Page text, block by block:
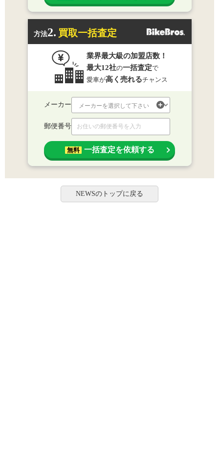
方法2. 買取一括査定
業界最大級の加盟店数！
最大12社の一括査定で
愛車が高く売れるチャンス
メーカー
郵便番号
無料 一括査定を依頼する
NEWSのトップに戻る